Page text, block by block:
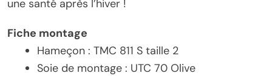
une santé après l’hiver !
Fiche montage
Hameçon : TMC 811 S taille 2
Soie de montage : UTC 70 Olive